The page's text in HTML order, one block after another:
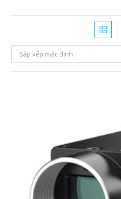
Sắp xếp mặc định